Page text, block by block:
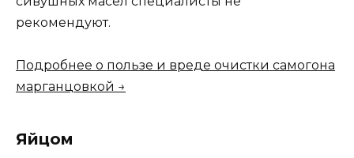
рекомендуют.
Подробнее о пользе и вреде очистки самогона
марганцовкой →
Яйцом